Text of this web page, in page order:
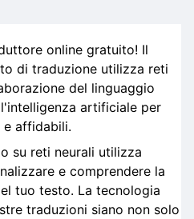
online gratuito! Il
di traduzione utilizza reti
del linguaggio
artificiale per
affidabili.
su reti neurali utilizza
e comprendere la
tuo testo. La tecnologia
traduzioni siano non solo